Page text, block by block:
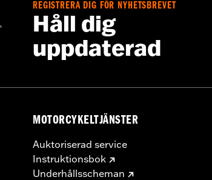
REGISTRERA DIG FÖR NYHETSBREVET
Håll dig
uppdaterad
MOTORCYKELTJÄNSTER
Auktoriserad service
Instruktionsbok
Underhållsscheman